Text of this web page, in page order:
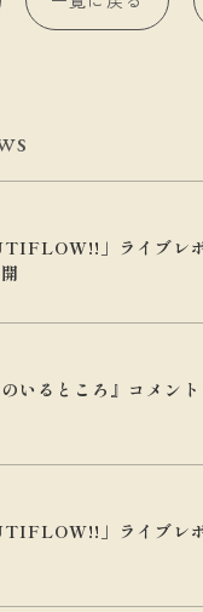
」ライブレ
いるところ』コメン
」ライブレ